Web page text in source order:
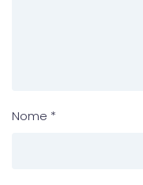
Nome *